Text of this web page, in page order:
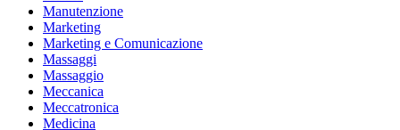
Manutenzione
Marketing
Marketing e Comunicazione
Massaggi
Massaggio
Meccanica
Meccatronica
Medicina